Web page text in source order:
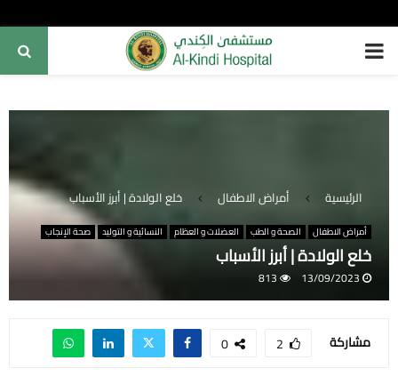
PRIMARY
الرئيسية أمراض الاطفال خلع الولادة | أبرز الأسباب
أمراض الاطفال الصحة و الطب العضلات و العظام النسائية و التوليد صحة الإنجاب
خلع الولادة | أبرز الأسباب
13/09/2023
813
مشاركة 2
0